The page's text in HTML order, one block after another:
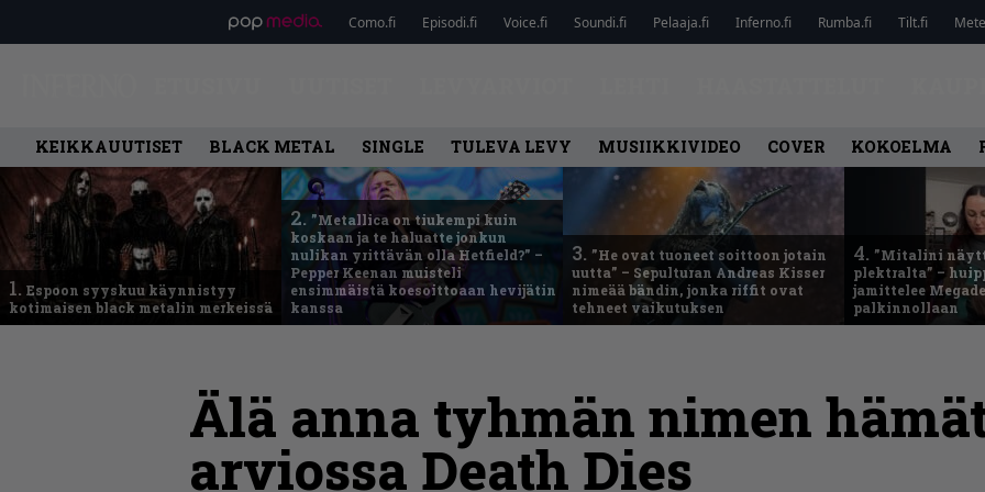
Como.fi Episodi.fi Voice.fi Soundi.fi Pelaaja.fi Inferno.fi Rumba.fi Tilt.fi
KEIKKAUUTISET BLACK METAL SINGLE TULEVA LEVY MUSIIKKIVIDEO COVER KOKOELMA
1. Espoon syyskuu käynnistyy
kotimaisen black metalin merkeissä
2. ”Metallica on tiukempi kuin
koskaan ja te haluatte jonkun
nulikan yrittävän olla Hetfield?” –
Pepper Keenan muisteli
ensimmäistä koesoittoaan hevijätin
kanssa
3. ”He ovat tuoneet soittoon jotain
uutta” – Sepulturan Andreas Kisser
nimeää bändin, jonka riffit ovat
tehneet vaikutuksen
4. ”Mitalini
plektralta” –
jamittelee
palkinnollaan
Älä anna tyhmän nimen
arviossa Death Dies